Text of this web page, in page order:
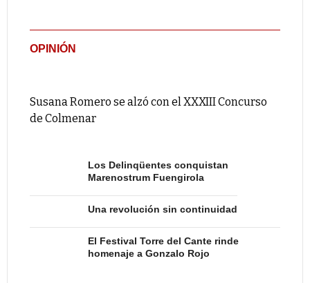
OPINIÓN
Susana Romero se alzó con el XXXIII Concurso
de Colmenar
Los Delinqüentes conquistan
Marenostrum Fuengirola
Una revolución sin continuidad
El Festival Torre del Cante rinde
homenaje a Gonzalo Rojo